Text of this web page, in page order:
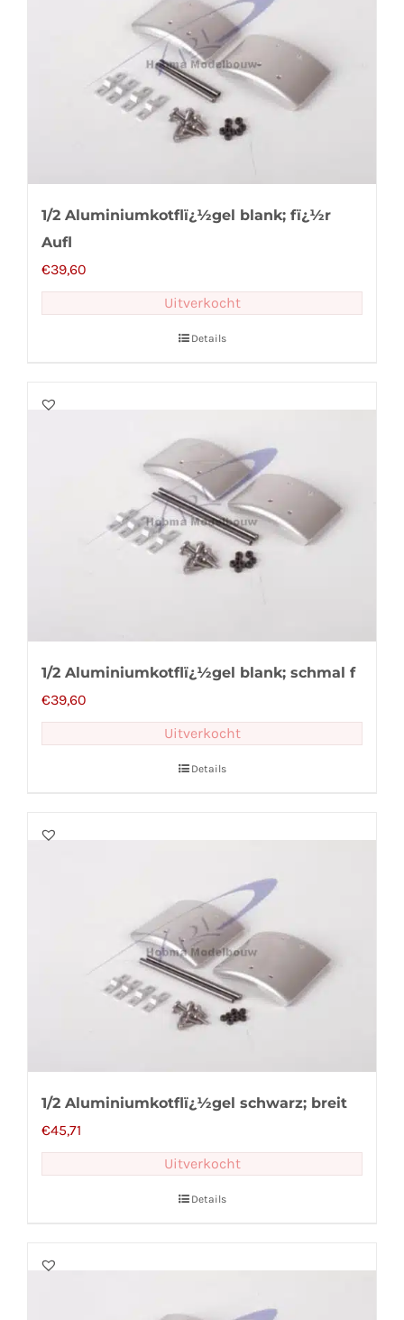
1/2 Aluminiumkotflï¿½gel blank; fï¿½r
Aufl
€39,60
Uitverkocht
Details
1/2 Aluminiumkotflï¿½gel blank; schmal f
€39,60
Uitverkocht
Details
1/2 Aluminiumkotflï¿½gel schwarz; breit
€45,71
Uitverkocht
Details